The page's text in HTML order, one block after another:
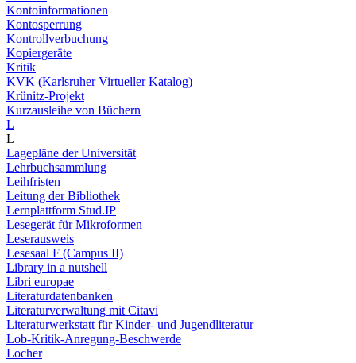
Kontoinformationen
Kontosperrung
Kontrollverbuchung
Kopiergeräte
Kritik
KVK (Karlsruher Virtueller Katalog)
Krünitz-Projekt
Kurzausleihe von Büchern
L
L
Lagepläne der Universität
Lehrbuchsammlung
Leihfristen
Leitung der Bibliothek
Lernplattform Stud.IP
Lesegerät für Mikroformen
Leserausweis
Lesesaal F (Campus II)
Library in a nutshell
Libri europae
Literaturdatenbanken
Literaturverwaltung mit Citavi
Literaturwerkstatt für Kinder- und Jugendliteratur
Lob-Kritik-Anregung-Beschwerde
Locher